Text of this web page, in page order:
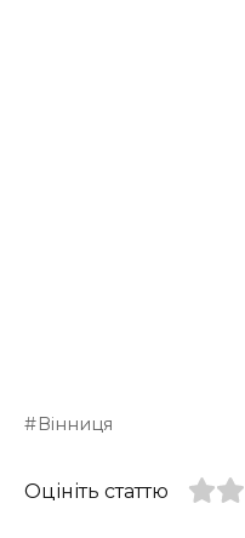
Вінниця
Оцініть статтю